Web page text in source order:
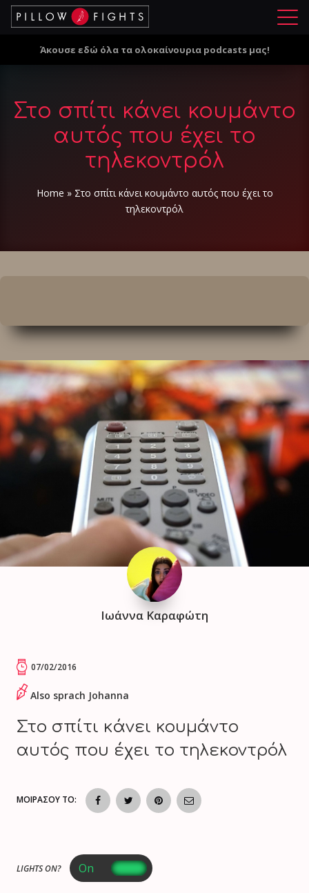
Μ
ο
Άκουσε εδώ όλα τα ολοκαίνουρια podcasts μας!
Στο σπίτι κάνει κουμάντο
αυτός που έχει το
τηλεκοντρόλ
Home » Στο σπίτι κάνει κουμάντο αυτός που έχει το
τηλεκοντρόλ
Ιωάννα Καραφώτη
07/02/2016
Also sprach Johanna
Στο σπίτι κάνει κουμάντο
αυτός που έχει το τηλεκοντρόλ
ΜΟΙΡΑΣΟΥ ΤΟ:
LIGHTS ON?